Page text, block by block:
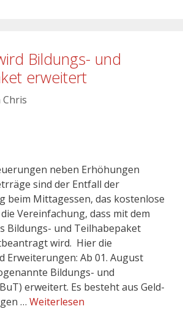
Bildungs- und
erweitert
Chris
neben Erhöhungen
sind der Entfall der
beim Mittagessen, das kostenlose
Vereinfachung, dass mit dem
Bildungs- und Teilhabepaket
wird. Hier die
Erweiterungen: Ab 01. August
Bildungs- und
erweitert. Es besteht aus Geld-
… Weiterlesen